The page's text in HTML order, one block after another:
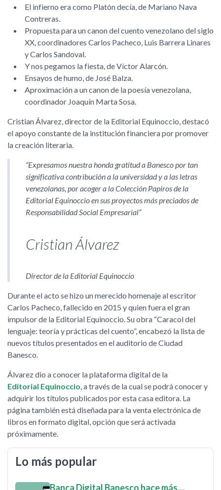
El infierno era como Platón decía, de Mariano Nava
Contreras.
Propuesta para un canon del cuento venezolano del siglo
XX, coordinadores Carlos Pacheco, Luis Barrera Linares
y Carlos Sandoval.
Y nos pegamos la fiesta, de Víctor Alarcón.
Ensayos de humo, de José Balza.
Aproximación a un canon de la poesía venezolana,
coordinador Joaquín Marta Sosa.
Cristian Álvarez, director de la Editorial Equinoccio, destacó
el apoyo constante de la institución financiera por promover
la creación literaria.
Expresamos nuestra honda gratitud a Banesco por tan
significativa contribución a la universidad y a las letras
venezolanas, por acoger a la Colección Papiros de la
Editorial Equinoccio en sus proyectos más preciados de
Responsabilidad Social Empresarial
Cristian Álvarez
Director de la Editorial Equinoccio
Durante el acto se hizo un merecido homenaje al escritor
Carlos Pacheco, fallecido en 2015 y quien fuera el gran
impulsor de la Editorial Equinoccio. Su obra Caracol del
lenguaje: teoría y prácticas del cuento , encabezó la lista de
nuevos títulos presentados en el auditorio de Ciudad
Banesco.
Álvarez dio a conocer la plataforma digital de la
Editorial Equinoccio , a través de la cual se podrá conocer y
adquirir los títulos publicados por esta casa editora. La
página también está diseñada para la venta electrónica de
libros en formato digital, opción que será activada
próximamente.
Lo más popular
Banca Digital Banesco hace más…